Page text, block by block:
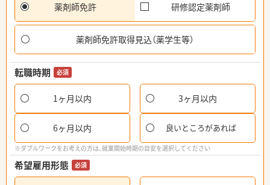
薬剤師免許 研修認定薬剤師
薬剤師免許取得見込（薬学生等）
転職時期 必須
1ヶ月以内 3ヶ月以内
6ヶ月以内 良いところがあれば
※ダブルワークをお考えの方は、就業開始時期の目安を選択してください
希望雇用形態 必須